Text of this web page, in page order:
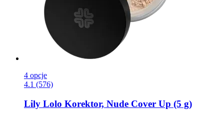
4 opcje
4.1 (576)
Lily Lolo Korektor, Nude Cover Up (5 g)